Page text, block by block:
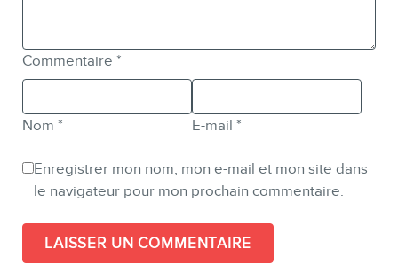
Commentaire *
Nom * E-mail *
Enregistrer mon nom, mon e-mail et mon site dans
le navigateur pour mon prochain commentaire.